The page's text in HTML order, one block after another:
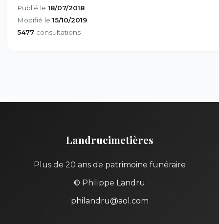
Publié le 18/07/2018
Modifié le 15/10/2019
5477 consultations
Landrucimetières
Plus de 20 ans de patrimoine funéraire
© Philippe Landru
philandru@aol.com